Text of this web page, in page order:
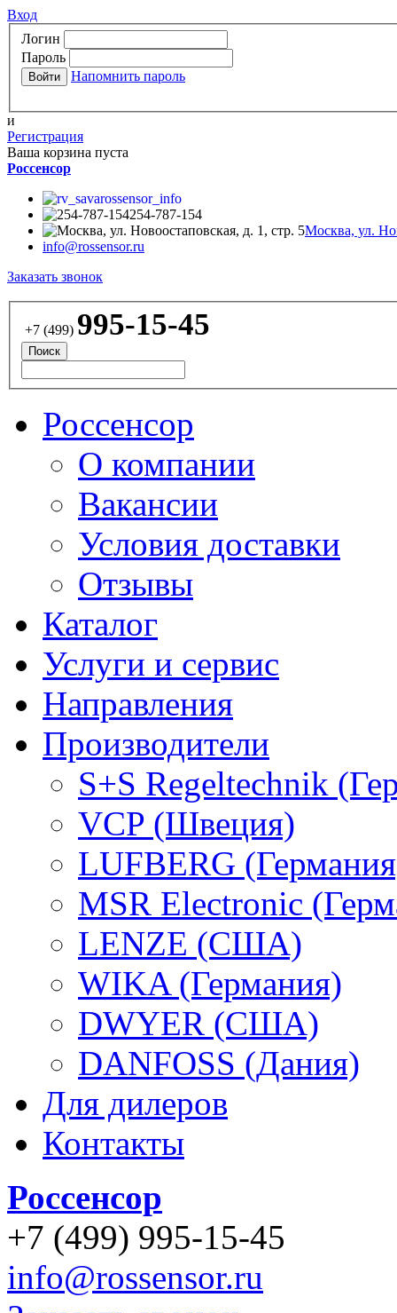
Вход
Логин
Пароль
Напомнить пароль
и
Регистрация
Ваша корзина пуста
Россенсор
rossensor_info
254-787-154
Москва, ул.
info@rossensor.ru
Заказать звонок
+7 (499) 995-15-45
Россенсор
О компании
Вакансии
Условия доставки
Отзывы
Каталог
Услуги и сервис
Направления
Производители
S+S Regeltechnik
VCP (Швеция)
LUFBERG
MSR Electronic
LENZE (США)
WIKA (Германия)
DWYER (США)
DANFOSS (Дания)
Для дилеров
Контакты
Россенсор
+7 (499) 995-15-45
info@rossensor.ru